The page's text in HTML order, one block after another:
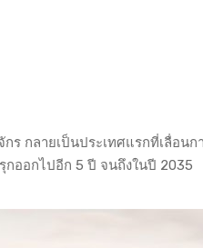
ร กลายเป็นประเทศแรกที่เลื่อน
กออกไปอีก 5 ปี จนถึงในปี 2035